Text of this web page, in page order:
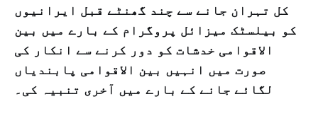
کل تہران جانے سے چند گھنٹے قبل ایرانیوں
کو بیلسٹک میزائل پروگرام کے بارے میں بین
الاقوامی خدشات کو دور کرنے سے انکار کی
صورت میں انہیں بین الاقوامی پابندیاں
لگائے جانے کے بارے میں آخری تنبیہ کی۔